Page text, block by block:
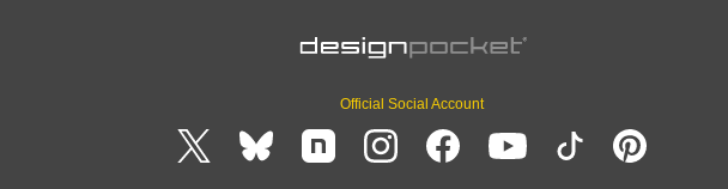
Official Social Account